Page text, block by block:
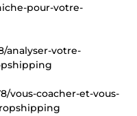
pour-votre-
analyser-votre-
vous-coacher-et-vous-